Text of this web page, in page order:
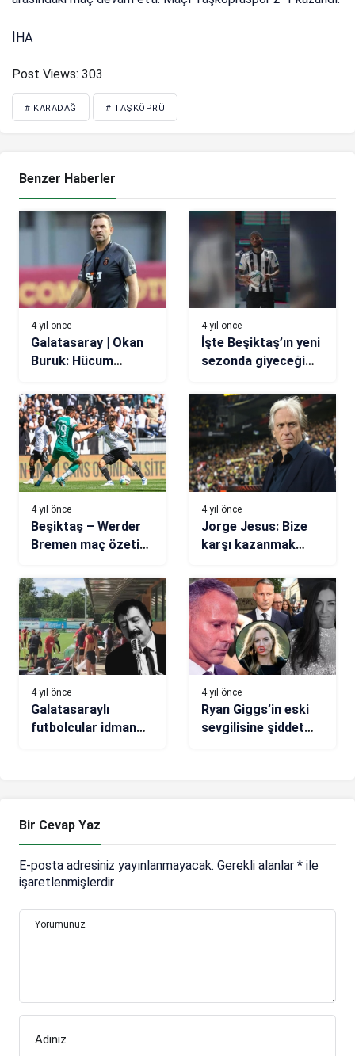
İHA
Post Views: 303
# KARADAĞ # TAŞKÖPRÜ
Benzer Haberler
4 yıl önce
Galatasaray | Okan
Buruk: Hücum
düşünüyoruz
4 yıl önce
İşte Beşiktaş’ın yeni
sezonda giyeceği
4 yıl önce
Beşiktaş – Werder
Bremen maç özeti
4 yıl önce
Jorge Jesus: Bize
karşı kazanmak
4 yıl önce
Galatasaraylı
futbolcular idman
4 yıl önce
Ryan Giggs’in eski
sevgilisine şiddet
Bir Cevap Yaz
E-posta adresiniz yayınlanmayacak. Gerekli alanlar * ile
işaretlenmişlerdir
Yorumunuz
Adınız